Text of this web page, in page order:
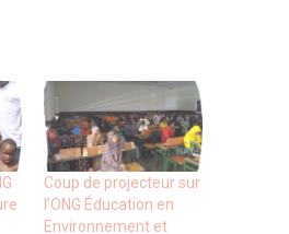
Coup de projecteur sur
l’ONG Éducation en
Environnement et